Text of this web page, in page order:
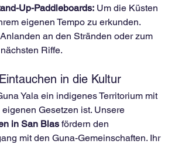
Up-Paddleboards: Um die Küsten
eigenen Tempo zu erkunden.
an den Stränden oder zum
Riffe.
in die Kultur
Yala ein indigenes Territorium mit
Gesetzen ist. Unsere
in San Blas fördern den
mit den Guna-Gemeinschaften. Ihr